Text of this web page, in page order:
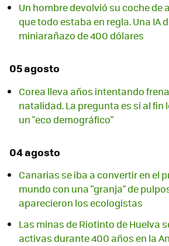
Un hombre devolvió su coche de
que todo estaba en regla. Una IA
miniarañazo de 400 dólares
05 agosto
Corea lleva años intentando
natalidad. La pregunta es si al fin
un "eco demográfico"
04 agosto
Canarias se iba a convertir en el
mundo con una "granja" de
aparecieron los ecologistas
Las minas de Riotinto de Huelva
activas durante 400 años en la